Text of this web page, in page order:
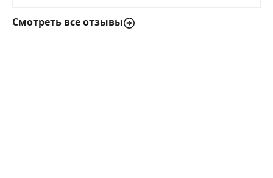
Смотреть все отзывы